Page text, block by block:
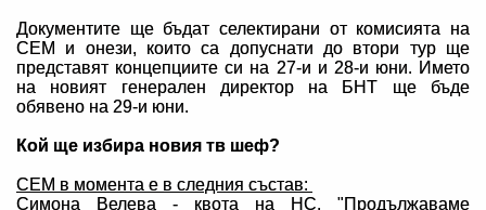
Документите ще бъдат селектирани от комисията на
СЕМ и онези, които са допуснати до втори тур ще
представят концепциите си на 27-и и 28-и юни. Името
на новият генерален директор на БНТ ще бъде
обявено на 29-и юни.
Кой ще избира новия тв шеф?
СЕМ в момента е в следния състав:
Симона Велева - квота на НС, "Продължаваме